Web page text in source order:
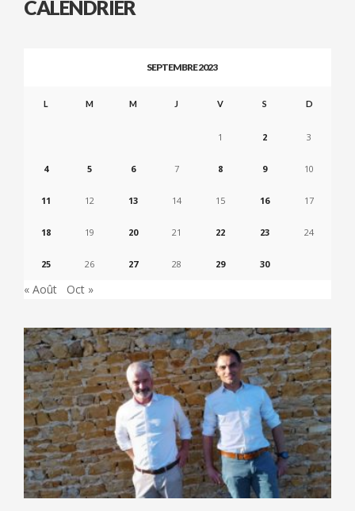
CALENDRIER
SEPTEMBRE 2023
L M M J V S D
1 2 3
4 5 6 7 8 9 10
11 12 13 14 15 16 17
18 19 20 21 22 23 24
25 26 27 28 29 30
« Août Oct »